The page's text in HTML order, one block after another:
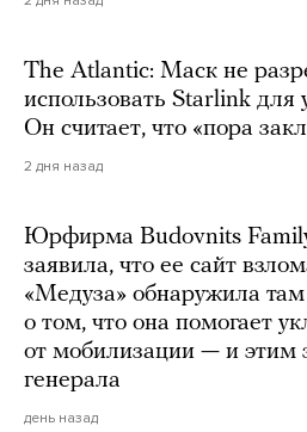
The Atlantic: Маск не
использовать Starlink для
Он считает, что «пора
2 дня назад
Юрфирма Budovnits
заявила, что ее сайт
«Медуза» обнаружила
о том, что она помогает
от мобилизации — и этим
генерала
день назад